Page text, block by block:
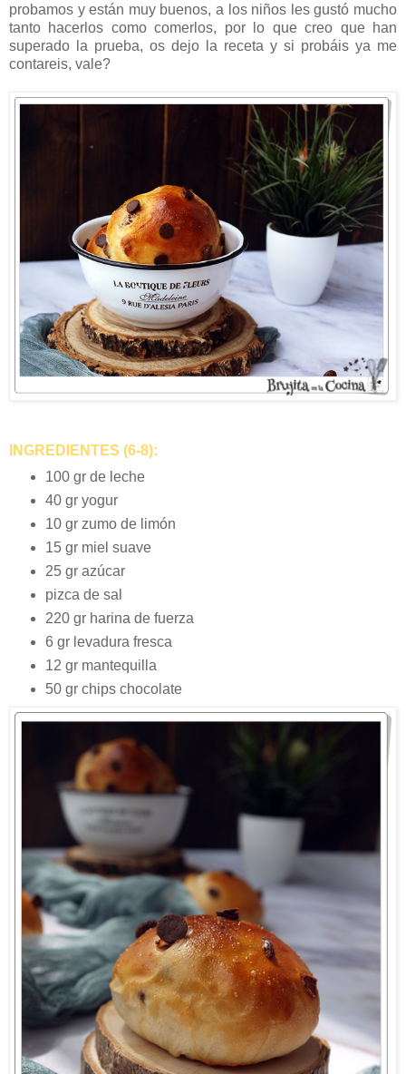
probamos y están muy buenos, a los niños les gustó mucho
tanto hacerlos como comerlos, por lo que creo que han
superado la prueba, os dejo la receta y si probáis ya me
contareis, vale?
INGREDIENTES (6-8):
100 gr de leche
40 gr yogur
10 gr zumo de limón
15 gr miel suave
25 gr azúcar
pizca de sal
220 gr harina de fuerza
6 gr levadura fresca
12 gr mantequilla
50 gr chips chocolate